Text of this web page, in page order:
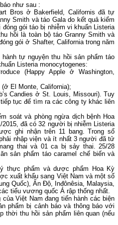
như sau :
Bros ở Bakerfield, Californis đã tự
Smith và táo Gala do kết quả kiểm
gói táo bị nhiễm vi khuẩn Listeria
hồi là toàn bộ táo Granny Smith và
gói ở Shafter, California trong năm
tự nguyện thu hồi sản phẩm táo
Listeria monocytogenes:
(Happy Apple ở Washington,
El Monte, California);
Candies ở St. Louis, Missouri). Tuy
tục để tìm ra các công ty khác liên
soát và phòng ngừa dịch bệnh Hoa
đã có 32 người bị nhiễm Listeria
ghi nhận trên 11 bang. Trong số
nhập viện và ít nhất 3 người đã tử
thai và 01 ca bị sảy thai. 25/28
sản phẩm táo caramel chế biến và
thực phẩm và dược phẩm Hoa Kỳ
xuất khẩu sang Việt Nam và một số
Quốc), Ấn Độ, Inđônêsia, Malaysia,
tiểu vương quốc Ả rập thống nhất.
Việt Nam đang tiến hành các biện
phẩm bị cảnh báo và thông báo với
thời thu hồi sản phẩm liên quan (nếu